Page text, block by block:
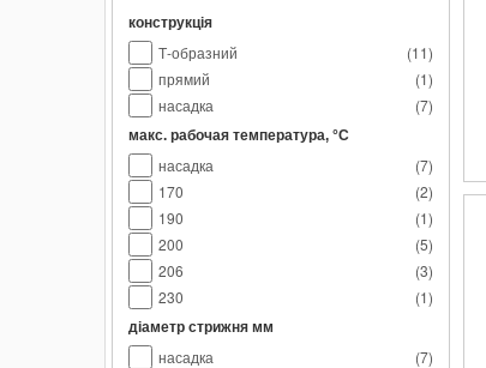
конструкція
(11)
Т-образний
(1)
прямий
(7)
насадка
макс. рабочая температура, °С
(7)
насадка
(2)
170
(1)
190
(5)
200
(3)
206
(1)
230
діаметр стрижня мм
(7)
насадка